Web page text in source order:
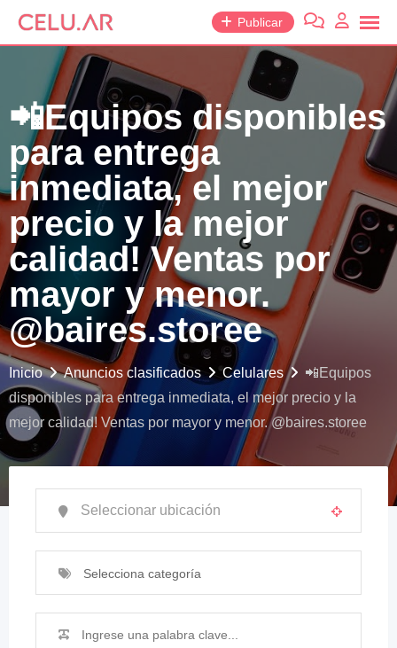
saltar
contenido
Publicar
📲Equipos disponibles
para entrega
inmediata, el mejor
precio y la mejor
calidad! Ventas por
mayor y menor.
@baires.storee
Inicio Anuncios clasificados Celulares
📲Equipos
disponibles para entrega inmediata, el mejor precio y la
mejor calidad! Ventas por mayor y menor. @baires.storee
Selecciona categoría